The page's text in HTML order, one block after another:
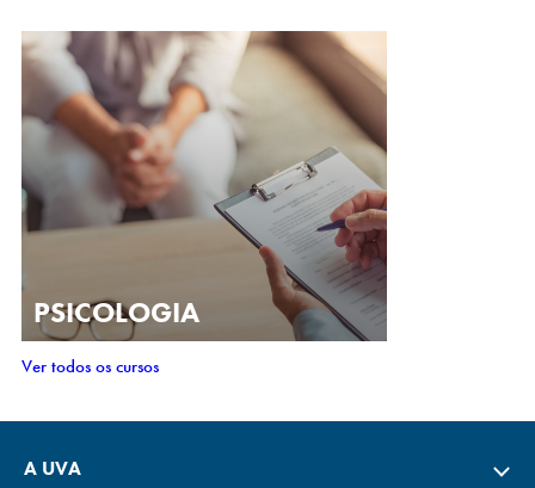
PSICOLOGIA
Ver todos os cursos
A UVA